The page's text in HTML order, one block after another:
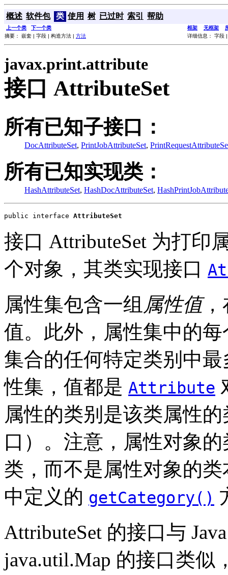
概述 软件包 类 使用 树 已过时 索引 帮助
上一个类 下一个类 框架 无框架
摘要： 嵌套 | 字段 | 构造方法 | 方法 详细信息： 字段
javax.print.attribute
接口 AttributeSet
所有已知子接口：
DocAttributeSet, PrintJobAttributeSet,
所有已知实现类：
HashAttributeSet, HashDocAttributeSet,
public interface AttributeSet
接口 AttributeSet 为打印
个对象，其类实现接口
属性集包含一组 属性值，
值。此外，属性集中的
集合的任何特定类别中
性集，值都是 Attribute
属性的类别是该类属性
口）。注意，属性对象
类，而不是属性对象的
中定义的 getCategory()
AttributeSet 的接口与
java.util.Map 的接口类似